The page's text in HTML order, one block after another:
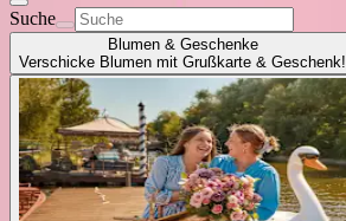
Suche
Blumen & Geschenke
Verschicke Blumen mit Grußkarte & Geschenk!